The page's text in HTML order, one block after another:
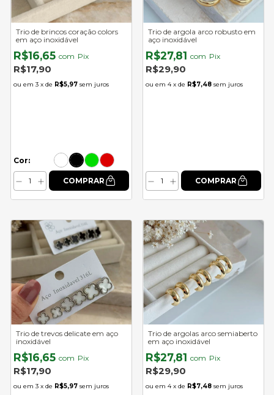
Trio de brincos coração colors
em aço inoxidável
R$16,65 com Pix
R$17,90
3 x de R$5,97 sem juros
Cor:
Trio de argola arco robusto em
aço inoxidável
R$27,81 com Pix
R$29,90
4 x de R$7,48 sem juros
Trio de trevos delicate em aço
inoxidável
R$16,65 com Pix
R$17,90
3 x de R$5,97 sem juros
Trio de argolas arco semiaberto
em aço inoxidável
R$27,81 com Pix
R$29,90
4 x de R$7,48 sem juros